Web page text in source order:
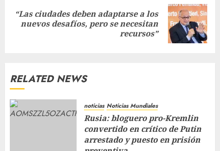
“Las ciudades deben adaptarse a los
nuevos desafíos, pero se necesitan
recursos”
RELATED NEWS
noticias Noticias Mundiales
Rusia: bloguero pro-Kremlin
convertido en crítico de Putin
arrestado y puesto en prisión